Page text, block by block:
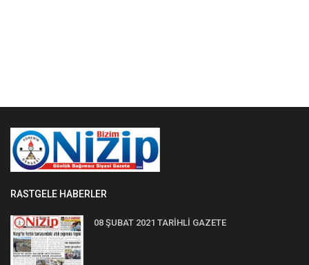
RASTGELE HABERLER
08 ŞUBAT 2021 TARİHLİ GAZETE